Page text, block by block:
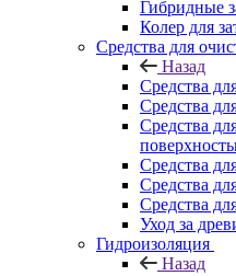
Гибридные
Колер для
Средства для
Назад
Средства
Средства
Средства
Средства
Средства
Средства
Уход за
Гидроизоляция
Назад